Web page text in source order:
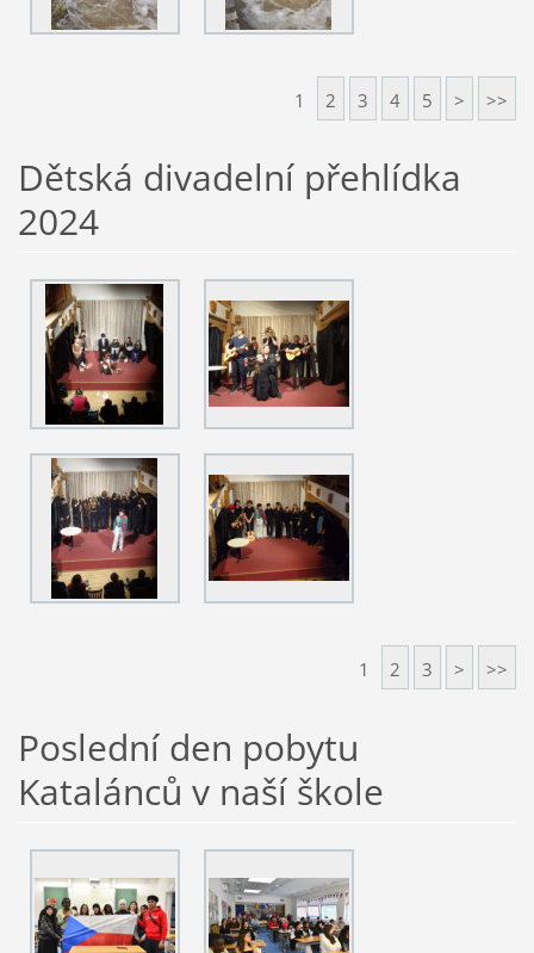
1 2 3 4 5 > >>
Dětská divadelní přehlídka
2024
1 2 3 > >>
Poslední den pobytu
Katalánců v naší škole